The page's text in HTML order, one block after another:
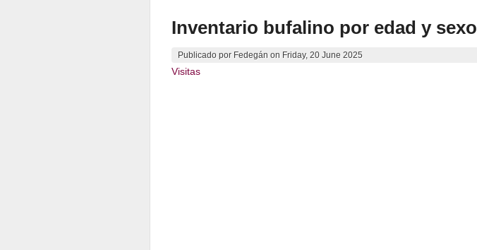
Inventario bufalino por edad y sexo
Publicado por Fedegán on Friday, 20 June 2025
Visitas